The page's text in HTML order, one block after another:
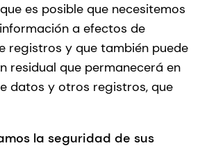
es posible que necesitemos
a efectos de
registros y que también puede
residual que permanecerá en
datos y otros registros, que
la seguridad de sus